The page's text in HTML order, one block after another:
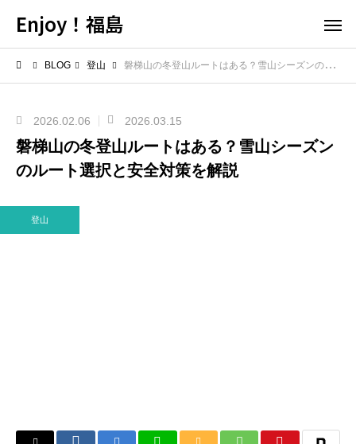
Enjoy！福島
BLOG 登山 磐梯山の冬登山ルートはある？雪山シーズンのルート選択と安全対策を解説
2026.02.06 2026.03.15
磐梯山の冬登山ルートはある？雪山シーズン
のルート選択と安全対策を解説
登山